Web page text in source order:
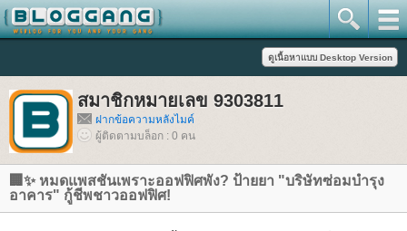
สมาชิกหมายเลข 9303811
ฝากข้อความหลังไมค์
ผู้ติดตามบล็อก : 0 คน
🏢✨ หมดแพสชันเพราะออฟฟิศพัง? ป้ายยา "บริษัทซ่อมบำรุง
อาคาร" กู้ชีพชาวออฟฟิศ!